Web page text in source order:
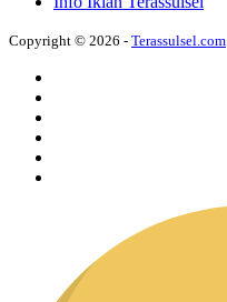
Copyright © 2026 - Terassulsel.com